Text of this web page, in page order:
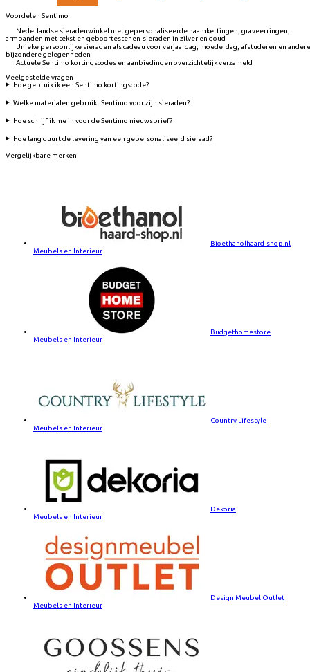
Voordelen Sentimo
Nederlandse sieradenwinkel met gepersonaliseerde naamkettingen, graveerringen,
armbanden met tekst en geboortestenen-sieraden in zilver en goud
Unieke persoonlijke sieraden als cadeau voor verjaardag, moederdag, afstuderen en andere
bijzondere gelegenheden
Actuele Sentimo kortingscodes en aanbiedingen overzichtelijk verzameld
Veelgestelde vragen
Hoe gebruik ik een Sentimo kortingscode?
Welke materialen gebruikt Sentimo voor zijn sieraden?
Hoe schrijf ik me in voor de Sentimo nieuwsbrief?
Hoe lang duurt de levering van een gepersonaliseerd sieraad?
Vergelijkbare merken
Bioethanolhaard-shop.nl
Meubels en Interieur
Budgethomestore
Meubels en Interieur
Country Lifestyle
Meubels en Interieur
Dekoria
Meubels en Interieur
Design Meubel Outlet
Meubels en Interieur